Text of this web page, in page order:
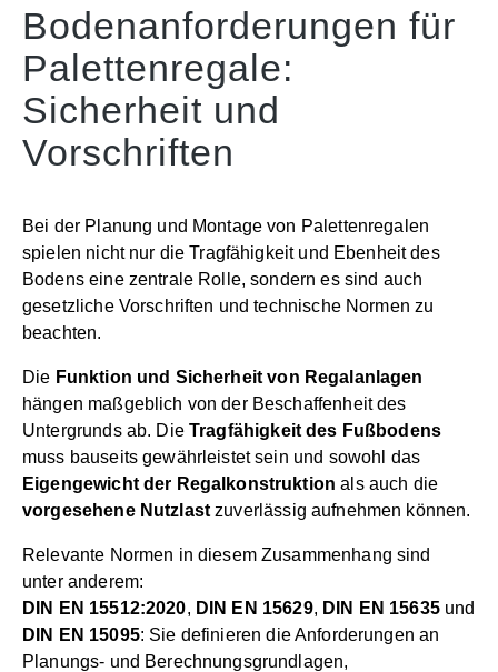
Bodenanforderungen für
Palettenregale:
Sicherheit und
Vorschriften
Bei der Planung und Montage von Palettenregalen
spielen nicht nur die Tragfähigkeit und Ebenheit des
Bodens eine zentrale Rolle, sondern es sind auch
gesetzliche Vorschriften und technische Normen zu
beachten.
Die Funktion und Sicherheit von Regalanlagen
hängen maßgeblich von der Beschaffenheit des
Untergrunds ab. Die Tragfähigkeit des Fußbodens
muss bauseits gewährleistet sein und sowohl das
Eigengewicht der Regalkonstruktion als auch die
vorgesehene Nutzlast zuverlässig aufnehmen können.
Relevante Normen in diesem Zusammenhang sind
unter anderem:
DIN EN 15512:2020, DIN EN 15629, DIN EN 15635und
DIN EN 15095: Sie definieren die Anforderungen an
Planungs- und Berechnungsgrundlagen,